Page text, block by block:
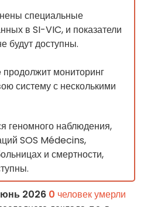
специальные
в SI-VIC, и показатели
будут доступны.
мониторинг
систему с несколькими
геномного наблюдения,
SOS Médecins,
и смертности,
2026 0 человек умерли